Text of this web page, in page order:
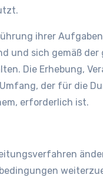
ihrer
und sich gemäß
Die Erhebung,
der für die
erforderlich ist.